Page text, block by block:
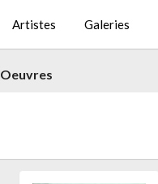
Artistes Galeries
Oeuvres